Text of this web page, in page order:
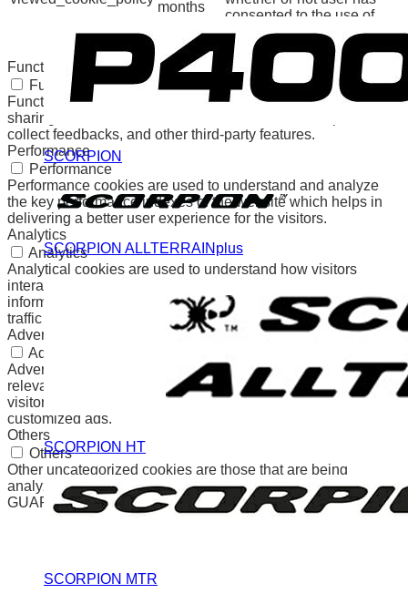
SCORPION
SCORPION ALLTERRAINplus
SCORPION HT
SCORPION MTR
months
consented to the use of
cookies. It does not store
any personal data.
Functional
Functional
Functional cookies help to perform certain functionalities like
sharing the content of the website on social media platforms,
collect feedbacks, and other third-party features.
Performance
Performance
Performance cookies are used to understand and analyze
the key performance indexes of the website which helps in
delivering a better user experience for the visitors.
Analytics
Analytics
Analytical cookies are used to understand how visitors
interact with the website. These cookies help provide
information on metrics the number of visitors, bounce rate,
traffic source, etc.
Advertisement
Advertisement
Advertisement cookies are used to provide visitors with
relevant ads and marketing campaigns. These cookies track
visitors across websites and collect information to provide
customized ads.
Others
Others
Other uncategorized cookies are those that are being
analyzed and have not been classified into a category as yet.
GUARDAR Y ACEPTAR